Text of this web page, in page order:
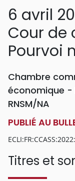
6 avril
Cour de
Pourvoi
Chambre
économique -
RNSM/NA
PUBLIÉ AU
Titres et